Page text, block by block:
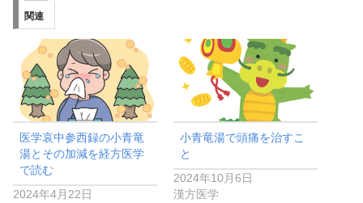
関連
医学哀中参西録の小青竜
湯とその加減を経方医学
で読む
2024年4月22日
小青竜湯で頭痛を治すこ
と
2024年10月6日
漢方医学